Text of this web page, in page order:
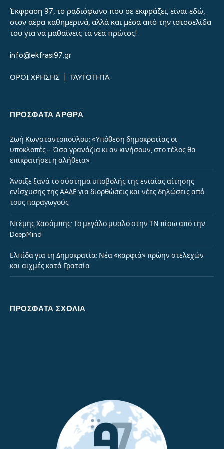
Έκφραση 97, το ραδιόφωνο που σε εκφράζει, είναι εδώ,
στον αέρα καθημερινά, αλλά και μέσα από την ιστοσελίδα
του για να μαθαίνεις τα νέα πρώτος!
info@ekfrasi97.gr
ΟΡΟΙ ΧΡΗΣΗΣ ΤΑΥΤΟΤΗΤΑ
ΠΡΌΣΦΑΤΑ ΆΡΘΡΑ
Ζωή Κωνσταντοπούλου: «Υπόθεση δημοκρατίας οι
υποκλοπές – Όσα γρανάζια κι αν κινήσουν, στο τέλος θα
επικρατήσει η αλήθεια»
Άνοιξε ξανά το σύστημα υποβολής της ενιαίας αίτησης
ενίσχυσης της ΑΑΔΕ για διορθώσεις και νέες δηλώσεις από
τους παραγωγούς
Ντέμης Χασάμπης: Το μεγάλο μυαλό στην ΤΝ πίσω από την
DeepMind
Ελπίδα για τη Δημοκρατία: Νέα «καρφιά» πρώην στελεχών
και αιχμές κατά Γρατσία
ΠΡΌΣΦΑΤΑ ΣΧΌΛΙΑ